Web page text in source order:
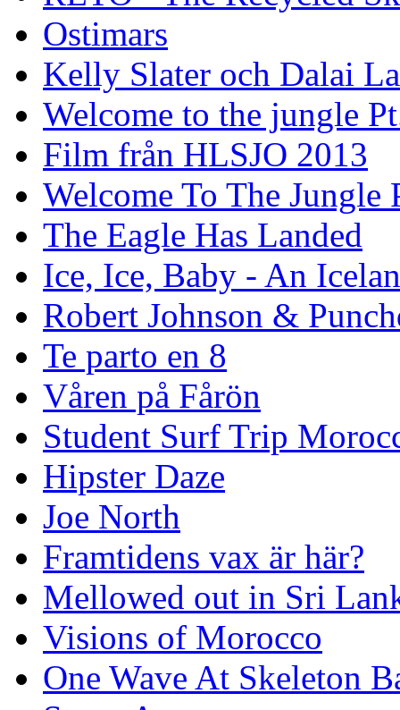
Ostimars
Kelly Slater och Dalai
Welcome to the jungle
Film från HLSJO 2013
Welcome To The Jungle
The Eagle Has Landed
Ice, Ice, Baby - An
Robert Johnson &
Te parto en 8
Våren på Fårön
Student Surf Trip
Hipster Daze
Joe North
Framtidens vax är här?
Mellowed out in Sri
Visions of Morocco
One Wave At Skeleton